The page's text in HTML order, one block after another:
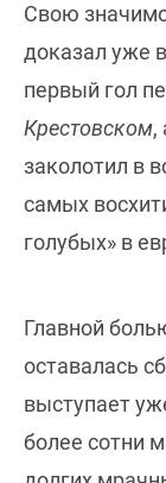
Свою
доказал уже
первый гол
Крестовском,
заколотил в
самых
голубых» в
Главной
оставалась
выступает
более сотни